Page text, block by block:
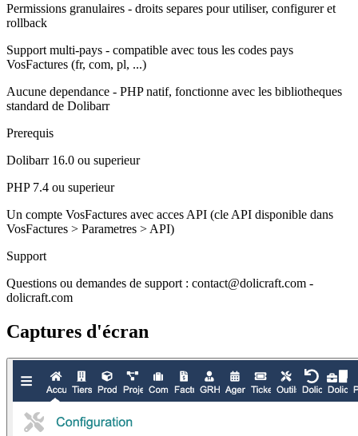
Permissions granulaires - droits separes pour utiliser, configurer et
rollback
Support multi-pays - compatible avec tous les codes pays
VosFactures (fr, com, pl, ...)
Aucune dependance - PHP natif, fonctionne avec les bibliotheques
standard de Dolibarr
Prerequis
Dolibarr 16.0 ou superieur
PHP 7.4 ou superieur
Un compte VosFactures avec acces API (cle API disponible dans
VosFactures > Parametres > API)
Support
Questions ou demandes de support : contact@dolicraft.com -
dolicraft.com
Captures d'écran